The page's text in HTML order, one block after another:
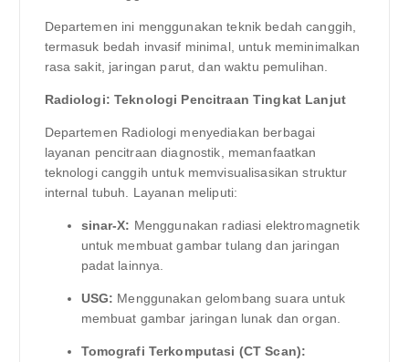
Departemen ini menggunakan teknik bedah canggih,
termasuk bedah invasif minimal, untuk meminimalkan
rasa sakit, jaringan parut, dan waktu pemulihan.
Radiologi: Teknologi Pencitraan Tingkat Lanjut
Departemen Radiologi menyediakan berbagai
layanan pencitraan diagnostik, memanfaatkan
teknologi canggih untuk memvisualisasikan struktur
internal tubuh. Layanan meliputi:
sinar-X: Menggunakan radiasi elektromagnetik
untuk membuat gambar tulang dan jaringan
padat lainnya.
USG: Menggunakan gelombang suara untuk
membuat gambar jaringan lunak dan organ.
Tomografi Terkomputasi (CT Scan):